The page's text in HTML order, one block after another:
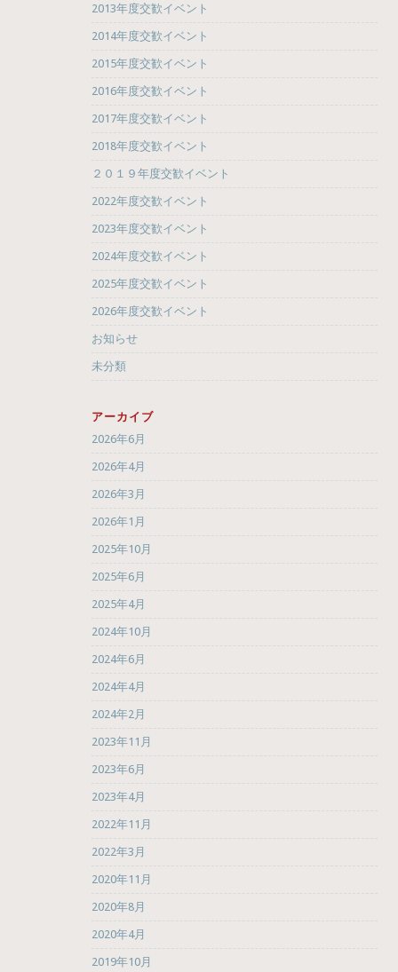
2013年度交歓イベント
2014年度交歓イベント
2015年度交歓イベント
2016年度交歓イベント
2017年度交歓イベント
2018年度交歓イベント
２０１９年度交歓イベント
2022年度交歓イベント
2023年度交歓イベント
2024年度交歓イベント
2025年度交歓イベント
2026年度交歓イベント
お知らせ
未分類
アーカイブ
2026年6月
2026年4月
2026年3月
2026年1月
2025年10月
2025年6月
2025年4月
2024年10月
2024年6月
2024年4月
2024年2月
2023年11月
2023年6月
2023年4月
2022年11月
2022年3月
2020年11月
2020年8月
2020年4月
2019年10月